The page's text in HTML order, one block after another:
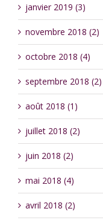
janvier 2019 (3)
novembre 2018 (2)
octobre 2018 (4)
septembre 2018 (2)
août 2018 (1)
juillet 2018 (2)
juin 2018 (2)
mai 2018 (4)
avril 2018 (2)